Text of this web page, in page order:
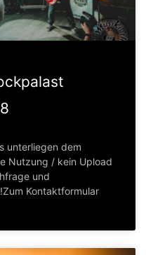
unterliegen dem
Nutzung / kein Upload
und
Kontaktformular